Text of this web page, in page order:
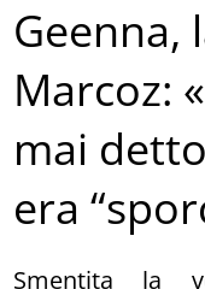
Geenna,
Marcoz:
mai
era
Smentita la